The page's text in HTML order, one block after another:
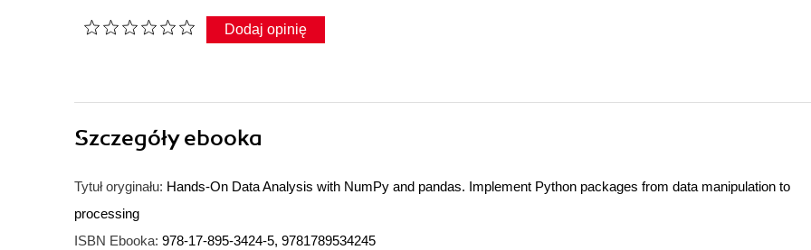
Dodaj opinię
Szczegółyebooka
Tytuł oryginału: Hands-On Data Analysis with NumPy and pandas. Implement Python packages from data manipulation to
processing
ISBN Ebooka: 978-17-895-3424-5, 9781789534245